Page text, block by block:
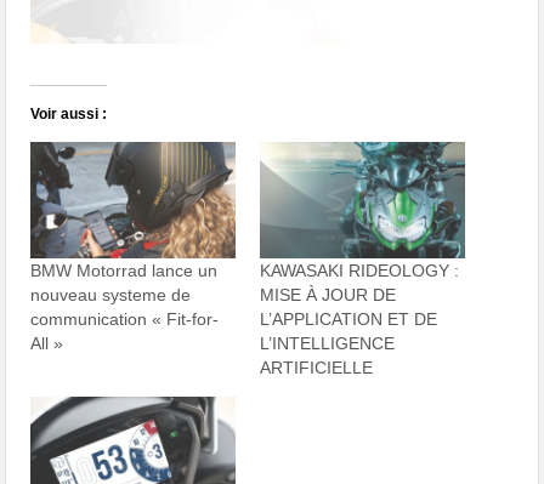
Voir aussi :
BMW Motorrad lance un
nouveau systeme de
communication « Fit-for-
All »
KAWASAKI RIDEOLOGY :
MISE À JOUR DE
L’APPLICATION ET DE
L’INTELLIGENCE
ARTIFICIELLE